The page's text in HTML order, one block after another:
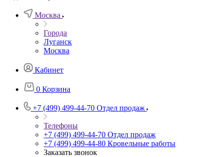
Москва
Города
Луганск
Москва
Кабинет
0 Корзина
+7 (499) 499-44-70 Отдел продаж
Телефоны
+7 (499) 499-44-70 Отдел продаж
+7 (499) 499-44-80 Кровельные работы
Заказать звонок